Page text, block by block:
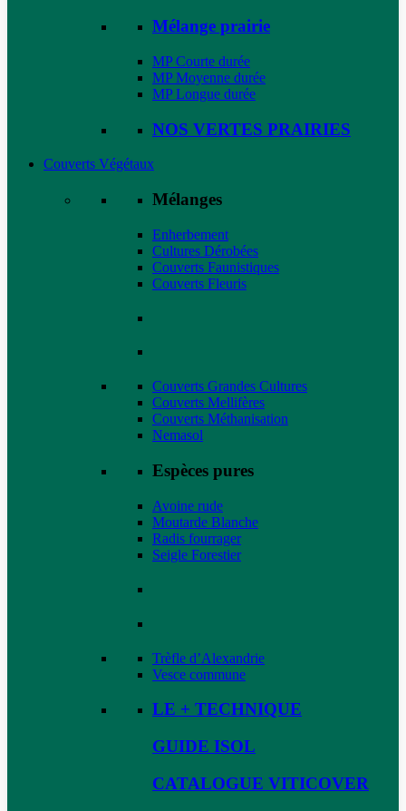
Mélange prairie
MP Courte durée
MP Moyenne durée
MP Longue durée
NOS VERTES PRAIRIES
Couverts Végétaux
Mélanges
Enherbement
Cultures Dérobées
Couverts Faunistiques
Couverts Fleuris
Couverts Grandes Cultures
Couverts Mellifères
Couverts Méthanisation
Nemasol
Espèces pures
Avoine rude
Moutarde Blanche
Radis fourrager
Seigle Forestier
Trèfle d’Alexandrie
Vesce commune
LE + TECHNIQUE
GUIDE ISOL
CATALOGUE VITICOVER